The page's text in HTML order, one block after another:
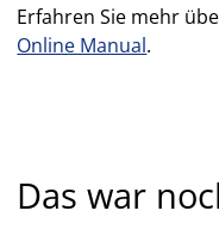
Erfahren Sie mehr
Online Manual.
Das war